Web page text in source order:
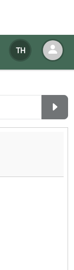
TH
งาน